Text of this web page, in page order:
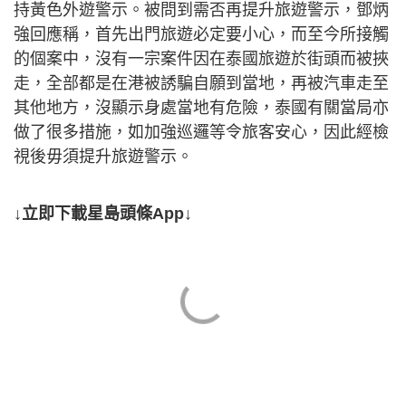
持黃色外遊警示。被問到需否再提升旅遊警示，鄧炳
強回應稱，首先出門旅遊必定要小心，而至今所接觸
的個案中，沒有一宗案件因在泰國旅遊於街頭而被挾
走，全部都是在港被誘騙自願到當地，再被汽車走至
其他地方，沒顯示身處當地有危險，泰國有關當局亦
做了很多措施，如加強巡邏等令旅客安心，因此經檢
視後毋須提升旅遊警示。
↓立即下載星島頭條App↓